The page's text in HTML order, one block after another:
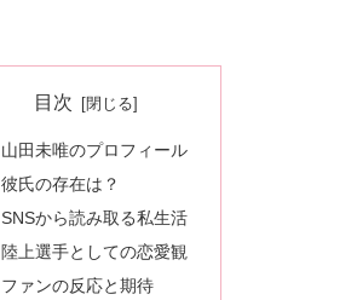
目次
山田未唯のプロフィール
彼氏の存在は？
SNSから読み取る私生活
陸上選手としての恋愛観
ファンの反応と期待